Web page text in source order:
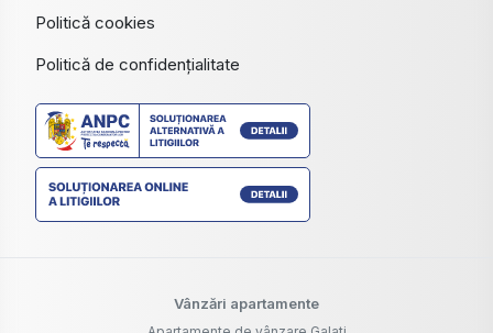
Politică cookies
Politică de confidențialitate
Vânzări apartamente